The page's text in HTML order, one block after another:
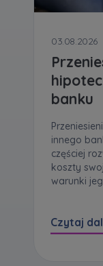
03.08.2026
banku
innego
częściej
koszty
warunki
Czytaj